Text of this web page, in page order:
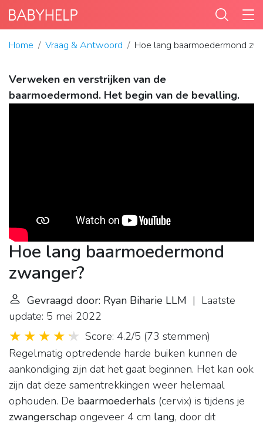
Home Vraag & Antwoord Hoe lang baarmoedermond
Verweken en verstrijken van de
baarmoedermond. Het begin van de bevalling.
Hoe lang baarmoedermond
zwanger?
Gevraagd door: Ryan Biharie LLM | Laatste
update: 5 mei 2022
Score: 4.2/5 (73 stemmen)
Regelmatig optredende harde buiken kunnen de
aankondiging zijn dat het gaat beginnen. Het kan ook
zijn dat deze samentrekkingen weer helemaal
ophouden. De baarmoederhals (cervix) is tijdens je
zwangerschap ongeveer 4 cm lang, door dit